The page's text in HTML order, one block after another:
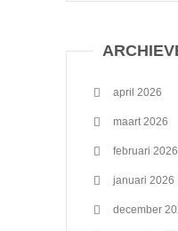
april 2026
maart 2026
februari 2026
januari 2026
december